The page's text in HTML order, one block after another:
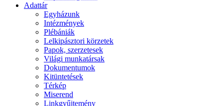
Adattár
Egyházunk
Intézmények
Plébániák
Lelkipásztori körzetek
Papok, szerzetesek
Világi munkatársak
Dokumentumok
Kitüntetések
Térkép
Miserend
Linkgyűjtemény